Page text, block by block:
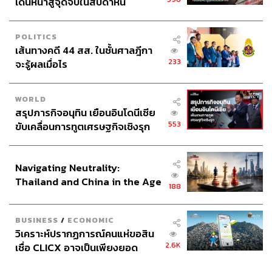
POLITICS
เส้นทางคดี 44 สส. ในชั้นศาลฎีกา
จะรู้ผลเมื่อไร
233
WORLD
สรุปภารกิจอนุทิน เยือนอินโดนีเซีย
ขับเคลื่อนการทูตเศรษฐกิจเชิงรุก
553
Navigating Neutrality:
Thailand and China in the Age
188
BUSINESS / ECONOMIC
วิเคราะห์ปรากฏการณ์คนแห่ขอสิน
เชื่อ CLICX อาจเป็นเพียงยอด
2.6K